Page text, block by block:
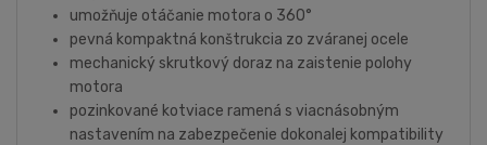
umožňuje otáčanie motora o 360°
pevná kompaktná konštrukcia zo zváranej ocele
mechanický skrutkový doraz na zaistenie polohy
motora
pozinkované kotviace ramená s viacnásobným
nastavením na zabezpečenie dokonalej kompatibility